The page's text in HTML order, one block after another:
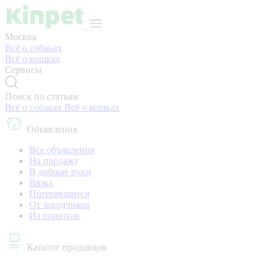
Москва
Всё о собаках
Всё о кошках
Сервисы
Поиск по статьям
Всё о собаках Всё о кошках
Объявления
Все объявления
На продажу
В добрые руки
Вязка
Потерявшиеся
От заводчиков
Из приютов
Каталог продавцов